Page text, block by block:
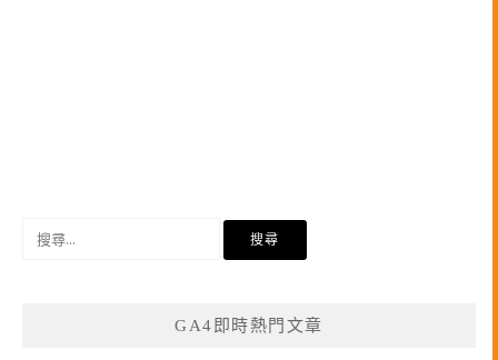
GA4即時熱門文章